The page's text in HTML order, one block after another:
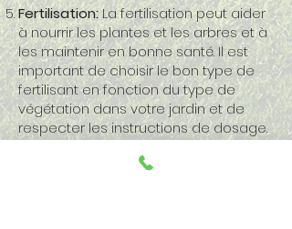
Fertilisation:La fertilisation peut aider
à nourrir les plantes et les arbres et à
les maintenir en bonne santé. Il est
important de choisir le bon type de
fertilisant en fonction du type de
végétation dans votre jardin et de
respecter les instructions de dosage.
En suivant ces conseils d'entretien,